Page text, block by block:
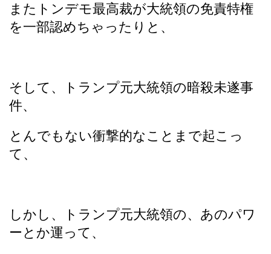
またトンデモ最高裁が大統領の免責特権
を一部認めちゃったりと、
そして、トランプ元大統領の暗殺未遂事
件、
とんでもない衝撃的なことまで起こっ
て、
しかし、トランプ元大統領の、あのパワ
ーとか運って、